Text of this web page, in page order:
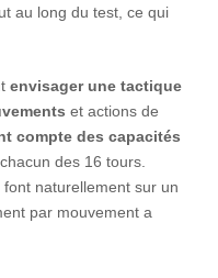
au long du test, ce qui
envisager une tactique
et actions de
compte des capacités
des 16 tours.
naturellement sur un
par mouvement a